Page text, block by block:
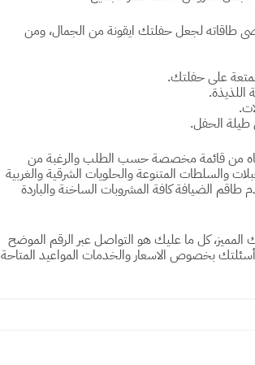
طاقاته لجعل حفلتك ايقونة من الجمال، ومن
على حفلتك.
الحفل.
من قائمة مخصصة حسب الطلب والرغبة من
والسلطات المتنوعة والحلويات الشرقية والغربية
طاقم الضيافة كافة المشروبات الساخنة والباردة
المميز، كل ما عليك هو التواصل عبر الرقم الموضح
بخصوص الاسعار والخدمات المواعيد المتاحة